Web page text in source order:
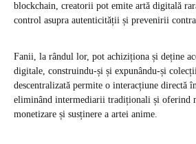
blockchain, creatorii pot emite artă digitală
control asupra autenticității și prevenirii
Fanii, la rândul lor, pot achiziționa și deține
digitale, construindu-și și expunându-și
descentralizată permite o interacțiune directă
eliminând intermediarii tradiționali și oferind
monetizare și susținere a artei anime. ​